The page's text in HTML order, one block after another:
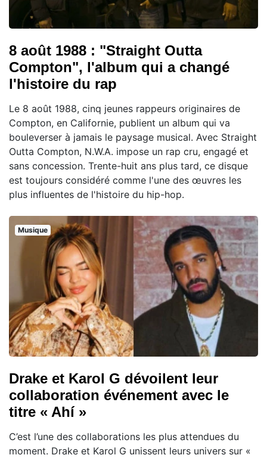
8 août 1988 : "Straight Outta
Compton", l'album qui a changé
l'histoire du rap
Le 8 août 1988, cinq jeunes rappeurs originaires de
Compton, en Californie, publient un album qui va
bouleverser à jamais le paysage musical. Avec Straight
Outta Compton, N.W.A. impose un rap cru, engagé et
sans concession. Trente-huit ans plus tard, ce disque
est toujours considéré comme l'une des œuvres les
plus influentes de l'histoire du hip-hop.
Musique
Drake et Karol G dévoilent leur
collaboration événement avec le
titre « Ahí »
C’est l’une des collaborations les plus attendues du
moment. Drake et Karol G unissent leurs univers sur «